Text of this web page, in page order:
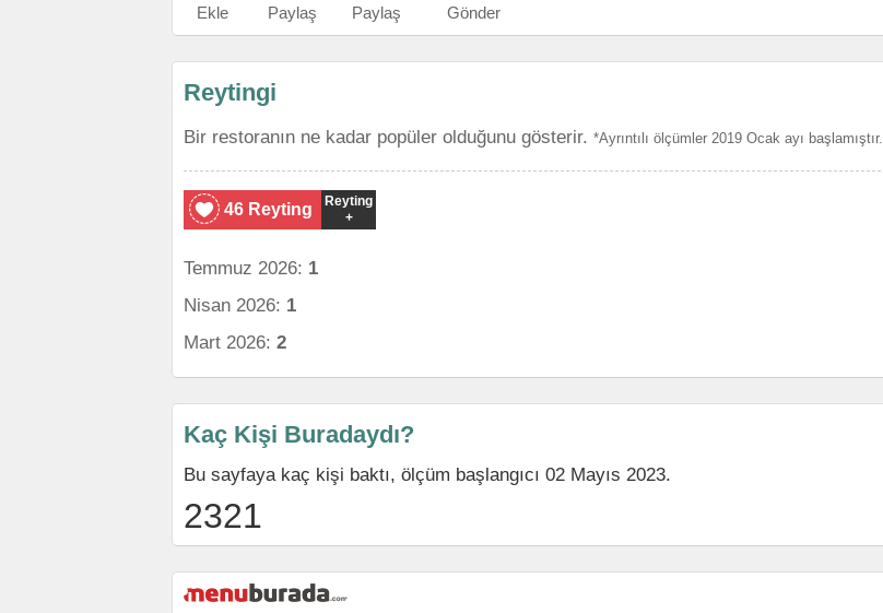
Ekle
Paylaş
Paylaş
Gönder
Reytingi
Bir restoranın ne kadar popüler olduğunu gösterir. *Ayrıntılı ölçümler 2019 Ocak ayı başlamıştır.
46 Reyting
Reyting
+
Temmuz 2026: 1
Nisan 2026: 1
Mart 2026: 2
Kaç Kişi Buradaydı?
Bu sayfaya kaç kişi baktı, ölçüm başlangıcı 02 Mayıs 2023.
2321